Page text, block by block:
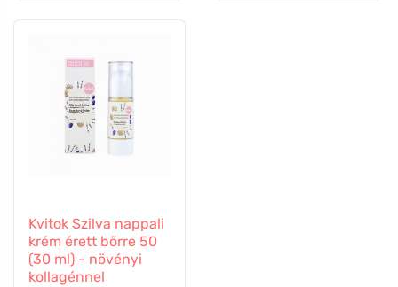
Kvitok Szilva nappali
krém érett bőrre 50
(30 ml) - növényi
kollagénnel